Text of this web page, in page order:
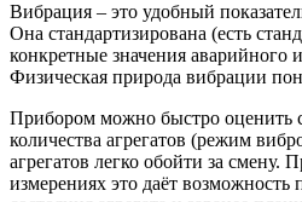
Вибрация – это удобный
Она стандартизирована (есть
конкретные значения аварийного
Физическая природа вибрации
Прибором можно быстро оценить
количества агрегатов (режим
агрегатов легко обойти за смену.
измерениях это даёт возможность